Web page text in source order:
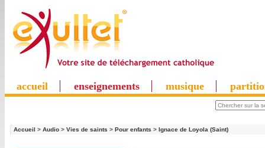
accueil enseignements musique
Accueil > Audio > Vies de saints > Pour enfants > Ignace de Loyola (Saint)